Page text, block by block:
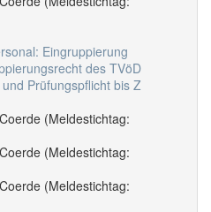
Eingruppierung
des TVöD
Prüfungspflicht bis Z
(Meldestichtag:
(Meldestichtag:
(Meldestichtag: